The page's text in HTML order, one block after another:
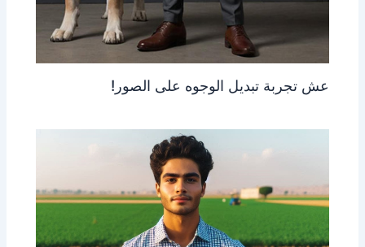
عش تجربة تبديل الوجوه على الصور!